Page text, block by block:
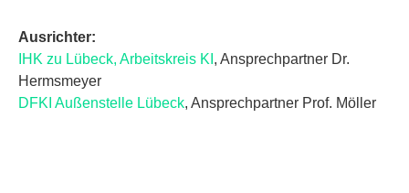
Ausrichter:
IHK zu Lübeck, Arbeitskreis KI , Ansprechpartner Dr.
Hermsmeyer
DFKI Außenstelle Lübeck, Ansprechpartner Prof. Möller